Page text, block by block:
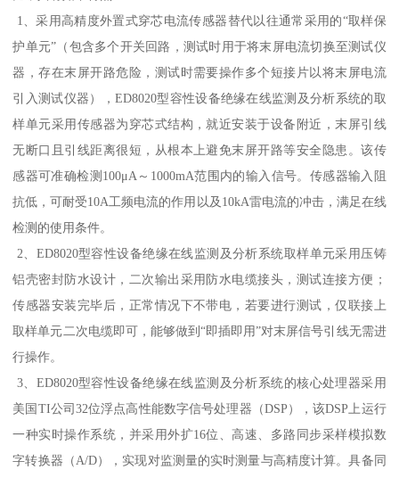
1、采用高精度外置式穿芯电流传感器替代以往通常采用的“取样保
护单元”（包含多个开关回路，测试时用于将末屏电流切换至测试仪
器，存在末屏开路危险，测试时需要操作多个短接片以将末屏电流
引入测试仪器），ED8020型容性设备绝缘在线监测及分析系统的取
样单元采用传感器为穿芯式结构，就近安装于设备附近，末屏引线
无断口且引线距离很短，从根本上避免末屏开路等安全隐患。该传
感器可准确检测100μA～1000mA范围内的输入信号。传感器输入阻
抗低，可耐受10A工频电流的作用以及10kA雷电流的冲击，满足在线
检测的使用条件。
2、ED8020型容性设备绝缘在线监测及分析系统取样单元采用压铸
铝壳密封防水设计，二次输出采用防水电缆接头，测试连接方便；
传感器安装完毕后，正常情况下不带电，若要进行测试，仅联接上
取样单元二次电缆即可，能够做到“即插即用”对末屏信号引线无需进
行操作。
3、ED8020型容性设备绝缘在线监测及分析系统的核心处理器采用
美国TI公司32位浮点高性能数字信号处理器（DSP），该DSP上运行
一种实时操作系统，并采用外扩16位、高速、多路同步采样模拟数
字转换器（A/D），实现对监测量的实时测量与高精度计算。具备同